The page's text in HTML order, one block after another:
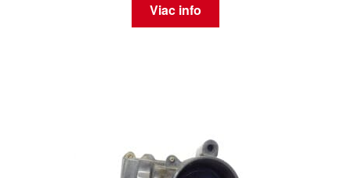
Viac info